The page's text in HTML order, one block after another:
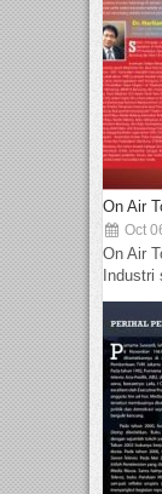
On Air
Oct
On Air
Industri